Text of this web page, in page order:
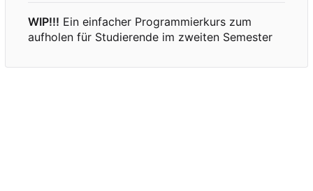
WIP!!! Ein einfacher Programmierkurs zum
aufholen für Studierende im zweiten Semester